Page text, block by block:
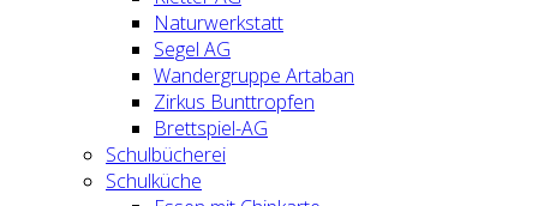
Naturwerkstatt
Segel AG
Wandergruppe Artaban
Zirkus Bunttropfen
Brettspiel-AG
Schulbücherei
Schulküche